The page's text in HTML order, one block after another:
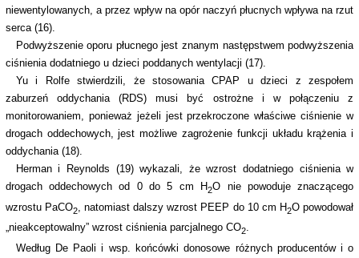
niewentylowanych, a przez wpływ na opór naczyń płucnych wpływa na rzut
serca (16).
Podwyższenie oporu płucnego jest znanym następstwem podwyższenia
ciśnienia dodatniego u dzieci poddanych wentylacji (17).
Yu i Rolfe stwierdzili, że stosowania CPAP u dzieci z zespołem
zaburzeń oddychania (RDS) musi być ostrożne i w połączeniu z
monitorowaniem, ponieważ jeżeli jest przekroczone właściwe ciśnienie w
drogach oddechowych, jest możliwe zagrożenie funkcji układu krążenia i
oddychania (18).
Herman i Reynolds (19) wykazali, że wzrost dodatniego ciśnienia w
drogach oddechowych od 0 do 5 cm H2O nie powoduje znaczącego
wzrostu PaCO2, natomiast dalszy wzrost PEEP do 10 cm H2O powodował
„nieakceptowalny” wzrost ciśnienia parcjalnego CO2.
Według De Paoli i wsp. końcówki donosowe różnych producentów i o